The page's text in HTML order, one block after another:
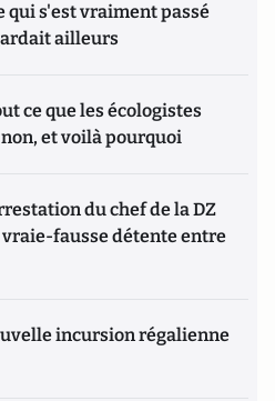
qui s'est vraiment passé
ailleurs
ce que les écologistes
et voilà pourquoi
du chef de la DZ
vraie-fausse détente entre
incursion régalienne